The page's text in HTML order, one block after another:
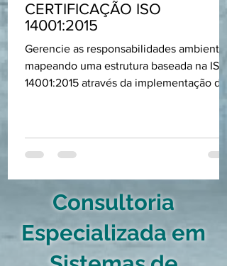
CERTIFICAÇÃO ISO
14001:2015
Gerencie as responsabilidades ambientais
mapeando uma estrutura baseada na ISO
14001:2015 através da implementação do
Consultoria
Especializada em